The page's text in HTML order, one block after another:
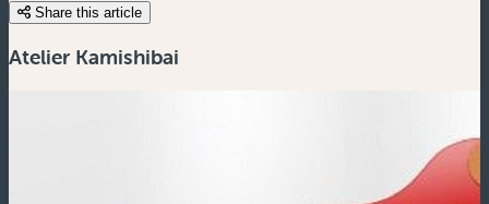
Share this article
Atelier Kamishibai